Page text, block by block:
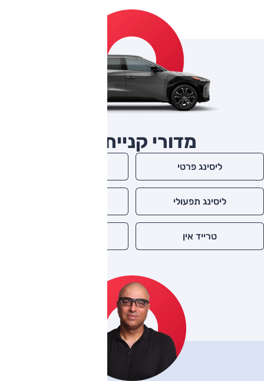
מדורי קניית רכב
ליסינג פרטי
ליסינג תפעולי
טרייד אין